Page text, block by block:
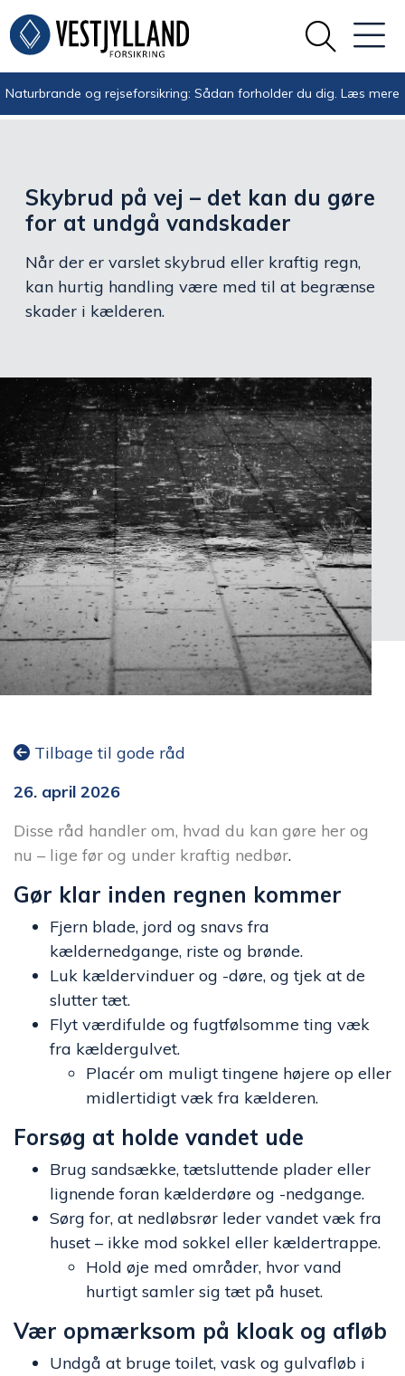
Naturbrande og rejseforsikring: Sådan forholder du dig. Læs mere
Skybrud på vej – det kan du gøre
for at undgå vandskader
Når der er varslet skybrud eller kraftig regn,
kan hurtig handling være med til at begrænse
skader i kælderen.
Tilbage til gode råd
26. april 2026
Disse råd handler om, hvad du kan gøre her og
nu – lige før og under kraftig nedbør.
Gør klar inden regnen kommer
Fjern blade, jord og snavs fra
kældernedgange, riste og brønde.
Luk kældervinduer og -døre, og tjek at de
slutter tæt.
Flyt værdifulde og fugtfølsomme ting væk
fra kældergulvet.
Placér om muligt tingene højere op eller
midlertidigt væk fra kælderen.
Forsøg at holde vandet ude
Brug sandsække, tætsluttende plader eller
lignende foran kælderdøre og -nedgange.
Sørg for, at nedløbsrør leder vandet væk fra
huset – ikke mod sokkel eller kældertrappe.
Hold øje med områder, hvor vand
hurtigt samler sig tæt på huset.
Vær opmærksom på kloak og afløb
Undgå at bruge toilet, vask og gulvafløb i